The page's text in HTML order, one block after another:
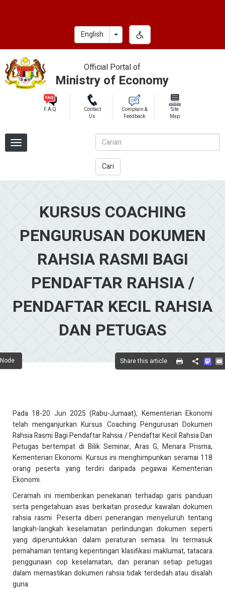
English Toggle Dropdown
Official Portal of
Ministry of Economy
F.A.Q
Contact
Us
Complain &
Feedback
Site
Map
Cari
KURSUS COACHING
PENGURUSAN DOKUMEN
RAHSIA RASMI BAGI
PENDAFTAR RAHSIA /
PENDAFTAR KECIL RAHSIA
DAN PETUGAS
Node Share this article
Share
Pada 18-20 Jun 2025 (Rabu-Jumaat), Kementerian Ekonomi
telah menganjurkan Kursus Coaching Pengurusan Dokumen
Rahsia Rasmi Bagi Pendaftar Rahsia / Pendaftar Kecil Rahsia Dan
Petugas bertempat di Bilik Seminar, Aras G, Menara Prisma,
Kementerian Ekonomi. Kursus ini menghimpunkan seramai 118
orang peserta yang terdiri daripada pegawai Kementerian
Ekonomi.
Ceramah ini memberikan penekanan terhadap garis panduan
serta pengetahuan asas berkaitan prosedur kawalan dokumen
rahsia rasmi. Peserta diberi penerangan menyeluruh tentang
langkah-langkah keselamatan perlindungan dokumen seperti
yang diperuntukkan dalam peraturan semasa. Ini termasuk
pemahaman tentang kepentingan klasifikasi maklumat, tatacara
penggunaan cop keselamatan, dan peranan setiap petugas
dalam memastikan dokumen rahsia tidak terdedah atau disalah
guna.